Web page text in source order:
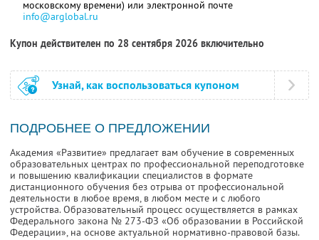
московскому времени) или электронной почте
info@arglobal.ru
Купон действителен по 28 сентября 2026 включительно
Узнай, как воспользоваться купоном
ПОДРОБНЕЕ О ПРЕДЛОЖЕНИИ
Академия «Развитие» предлагает вам обучение в современных
образовательных центрах по профессиональной переподготовке
и повышению квалификации специалистов в формате
дистанционного обучения без отрыва от профессиональной
деятельности в любое время, в любом месте и с любого
устройства. Образовательный процесс осуществляется в рамках
Федерального закона № 273-ФЗ «Об образовании в Российской
Федерации», на основе актуальной нормативно-правовой базы.